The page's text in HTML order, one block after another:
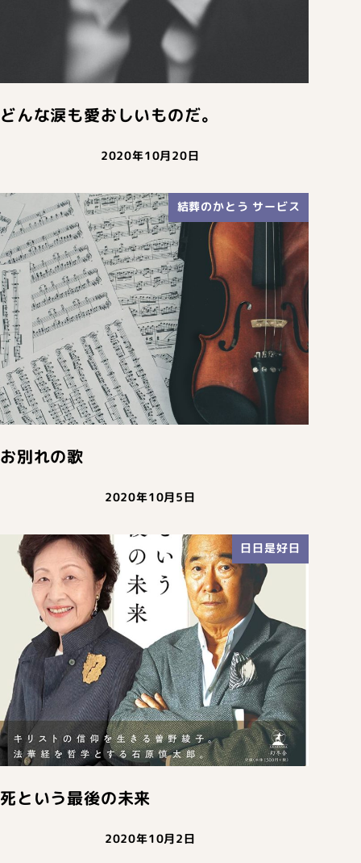
どんな涙も愛おしいものだ。
2020年10月20日
結葬のかとう サービス
お別れの歌
2020年10月5日
日日是好日
死という最後の未来
2020年10月2日